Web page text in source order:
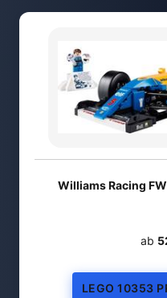
Williams Racing
ab
LEGO 10353